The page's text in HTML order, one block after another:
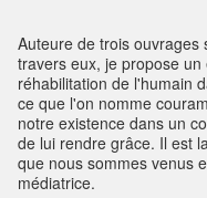
Auteure de trois ouvrages
travers eux, je propose
réhabilitation de l'humain
ce que l'on nomme
notre existence dans un
de lui rendre grâce. Il est
que nous sommes venus
médiatrice.